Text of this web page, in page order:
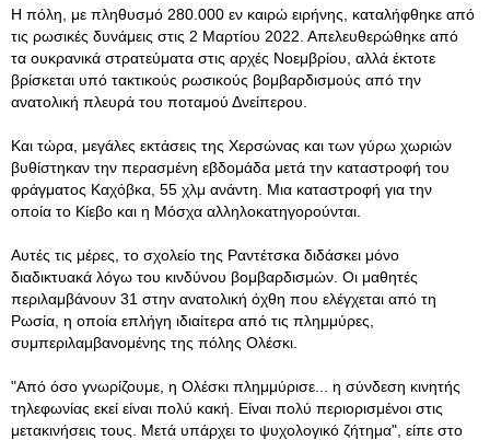
Η πόλη, με πληθυσμό 280.000 εν καιρώ ειρήνης, καταλήφθηκε από
τις ρωσικές δυνάμεις στις 2 Μαρτίου 2022. Απελευθερώθηκε από
τα ουκρανικά στρατεύματα στις αρχές Νοεμβρίου, αλλά έκτοτε
βρίσκεται υπό τακτικούς ρωσικούς βομβαρδισμούς από την
ανατολική πλευρά του ποταμού Δνείπερου.
Και τώρα, μεγάλες εκτάσεις της Χερσώνας και των γύρω χωριών
βυθίστηκαν την περασμένη εβδομάδα μετά την καταστροφή του
φράγματος Καχόβκα, 55 χλμ ανάντη. Μια καταστροφή για την
οποία το Κίεβο και η Μόσχα αλληλοκατηγορούνται.
Αυτές τις μέρες, το σχολείο της Ραντέτσκα διδάσκει μόνο
διαδικτυακά λόγω του κινδύνου βομβαρδισμών. Οι μαθητές
περιλαμβάνουν 31 στην ανατολική όχθη που ελέγχεται από τη
Ρωσία, η οποία επλήγη ιδιαίτερα από τις πλημμύρες,
συμπεριλαμβανομένης της πόλης Ολέσκι.
"Από όσο γνωρίζουμε, η Ολέσκι πλημμύρισε... η σύνδεση κινητής
τηλεφωνίας εκεί είναι πολύ κακή. Είναι πολύ περιορισμένοι στις
μετακινήσεις τους. Μετά υπάρχει το ψυχολογικό ζήτημα", είπε στο